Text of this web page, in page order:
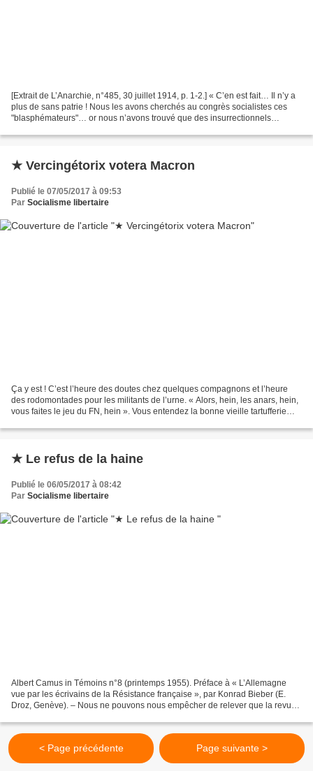
[Extrait de L’Anarchie, n°485, 30 juillet 1914, p. 1-2.] « C’en est fait… Il n’y a
plus de sans patrie ! Nous les avons cherchés au congrès socialistes ces
"blasphémateurs"… or nous n’avons trouvé que des insurrectionnels
★ Vercingétorix votera Macron
Publié le 07/05/2017 à 09:53
Par Socialisme libertaire
Ça y est ! C’est l’heure des doutes chez quelques compagnons et l’heure
des rodomontades pour les militants de l’urne. « Alors, hein, les anars, hein,
vous faites le jeu du FN, hein ». Vous entendez la bonne vieille tartufferie
★ Le refus de la haine
Publié le 06/05/2017 à 08:42
Par Socialisme libertaire
Albert Camus in Témoins n°8 (printemps 1955). Préface à « L’Allemagne
vue par les écrivains de la Résistance française », par Konrad Bieber (E.
Droz, Genève). – Nous ne pouvons nous empêcher de relever que la revue
< Page précédente Page suivante >